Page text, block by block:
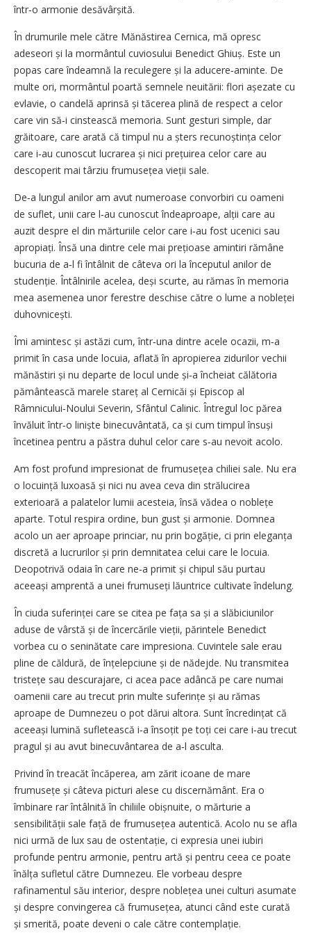
într‑o armonie desăvârșită.
În drumurile mele către Mănăstirea Cernica, mă opresc
adeseori și la mormântul cuviosului Benedict Ghiuș. Este un
popas care îndeamnă la reculegere și la aducere‑aminte. De
multe ori, mormântul poartă semnele neuitării: flori așezate cu
evlavie, o candelă aprinsă și tăcerea plină de respect a celor
care vin să‑i cinstească memoria. Sunt gesturi simple, dar
grăitoare, care arată că timpul nu a șters recunoștința celor
care i‑au cunoscut lucrarea și nici prețuirea celor care au
descoperit mai târziu frumusețea vieții sale.
De‑a lungul anilor am avut numeroase convorbiri cu oameni
de suflet, unii care l‑au cunoscut îndeaproape, alții care au
auzit despre el din mărturiile celor care i‑au fost ucenici sau
apropiați. Însă una dintre cele mai prețioase amintiri rămâne
bucuria de a‑l fi întâlnit de câteva ori la începutul anilor de
studenție. Întâlnirile acelea, deși scurte, au rămas în memoria
mea asemenea unor ferestre deschise către o lume a nobleței
duhovnicești.
Îmi amintesc și astăzi cum, într‑una dintre acele ocazii, m‑a
primit în casa unde locuia, aflată în apropierea zidurilor vechii
mănăstiri și nu departe de locul unde și‑a încheiat călătoria
pământească marele stareț al Cernicăi și Episcop al
Râmnicului‑Noului Severin, Sfântul Calinic. Întregul loc părea
învăluit într‑o liniște binecuvântată, ca și cum timpul însuși
încetinea pentru a păstra duhul celor care s‑au nevoit acolo.
Am fost profund impresionat de frumusețea chiliei sale. Nu era
o locuință luxoasă și nici nu avea ceva din strălucirea
exterioară a palatelor lumii acesteia, însă vădea o noblețe
aparte. Totul respira ordine, bun gust și armonie. Domnea
acolo un aer aproape princiar, nu prin bogăție, ci prin eleganța
discretă a lucrurilor și prin demnitatea celui care le locuia.
Deopotrivă odaia în care ne‑a primit și chipul său purtau
aceeași amprentă a unei frumuseți lăuntrice cultivate îndelung.
În ciuda suferinței care se citea pe fața sa și a slăbiciunilor
aduse de vârstă și de încercările vieții, părintele Benedict
vorbea cu o seninătate care impresiona. Cuvintele sale erau
pline de căldură, de înțelepciune și de nădejde. Nu transmitea
tristețe sau descurajare, ci acea pace adâncă pe care numai
oamenii care au trecut prin multe suferințe și au rămas
aproape de Dumnezeu o pot dărui altora. Sunt încredințat că
aceeași lumină sufletească i‑a însoțit pe toți cei care i‑au trecut
pragul și au avut binecuvântarea de a‑l asculta.
Privind în treacăt încăperea, am zărit icoane de mare
frumusețe și câteva picturi alese cu discernământ. Era o
îmbinare rar întâlnită în chiliile obișnuite, o mărturie a
sensibilității sale față de frumusețea autentică. Acolo nu se afla
nici urmă de lux sau de ostentație, ci expresia unei iubiri
profunde pentru armonie, pentru artă și pentru ceea ce poate
înălța sufletul către Dumnezeu. Ele vorbeau despre
rafinamentul său interior, despre noblețea unei culturi asumate
și despre convingerea că frumusețea, atunci când este curată
și smerită, poate deveni o cale către contemplație.